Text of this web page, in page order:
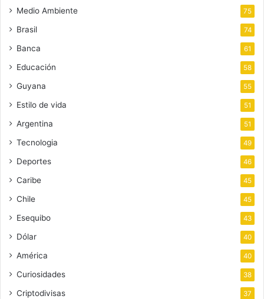
Medio Ambiente 75
Brasil 74
Banca 61
Educación 58
Guyana 55
Estilo de vida 51
Argentina 51
Tecnologia 49
Deportes 46
Caribe 45
Chile 45
Esequibo 43
Dólar 40
América 40
Curiosidades 38
Criptodivisas 37